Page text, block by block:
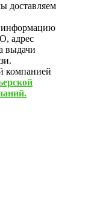
доставляем
информацию
адрес
выдачи
компанией